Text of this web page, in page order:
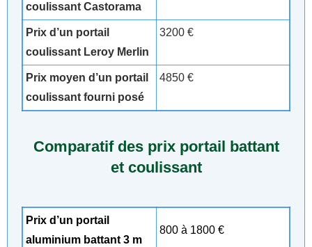
coulissant Castorama
Prix d’un portail
coulissant Leroy Merlin
3200 €
Prix moyen d’un portail
coulissant fourni posé
4850 €
Comparatif des prix portail battant
et coulissant
Prix d’un portail
aluminium battant 3 m
800 à 1800 €